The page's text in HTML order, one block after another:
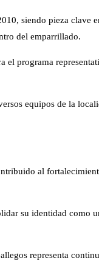
siendo pieza clave
del emparrillado.
el programa
equipos de la
al
su identidad como
representa